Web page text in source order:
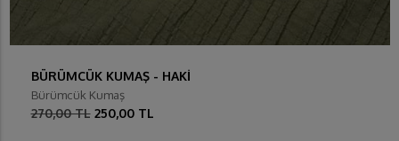
BÜRÜMCÜK KUMAŞ - HAKİ
Bürümcük Kumaş
270,00 TL 250,00 TL